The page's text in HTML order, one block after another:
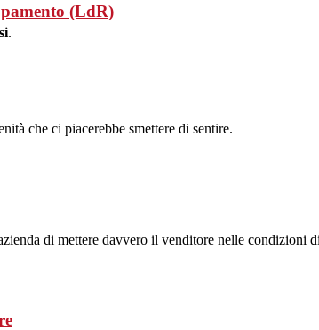
(LdR)
.
che ci piacerebbe smettere di sentire.
di mettere davvero il venditore nelle condizioni